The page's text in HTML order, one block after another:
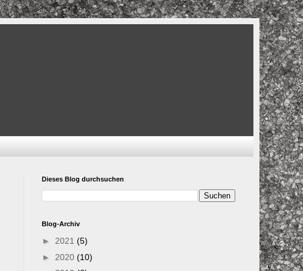
Dieses Blog durchsuchen
Blog-Archiv
► 2021 (5)
► 2020 (10)